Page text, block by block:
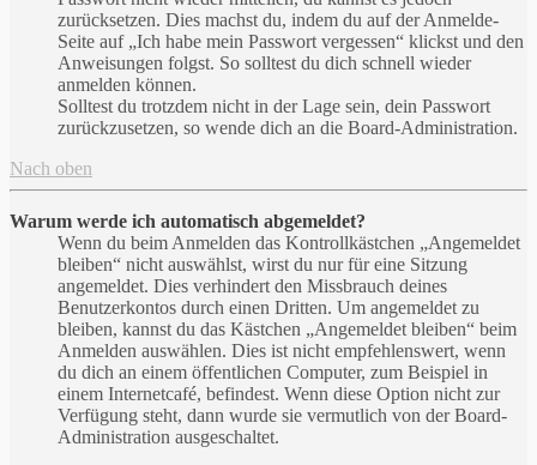
zurücksetzen. Dies machst du, indem du auf der Anmelde-
Seite auf „Ich habe mein Passwort vergessen“ klickst und den
Anweisungen folgst. So solltest du dich schnell wieder
anmelden können.
Solltest du trotzdem nicht in der Lage sein, dein Passwort
zurückzusetzen, so wende dich an die Board-Administration.
Nach oben
Warum werde ich automatisch abgemeldet?
Wenn du beim Anmelden das Kontrollkästchen „Angemeldet
bleiben“ nicht auswählst, wirst du nur für eine Sitzung
angemeldet. Dies verhindert den Missbrauch deines
Benutzerkontos durch einen Dritten. Um angemeldet zu
bleiben, kannst du das Kästchen „Angemeldet bleiben“ beim
Anmelden auswählen. Dies ist nicht empfehlenswert, wenn
du dich an einem öffentlichen Computer, zum Beispiel in
einem Internetcafé, befindest. Wenn diese Option nicht zur
Verfügung steht, dann wurde sie vermutlich von der Board-
Administration ausgeschaltet.